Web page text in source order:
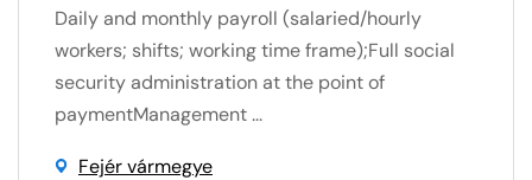
Daily and monthly payroll (salaried/hourly
workers; shifts; working time frame);Full social
security administration at the point of
paymentManagement ...
Fejér vármegye